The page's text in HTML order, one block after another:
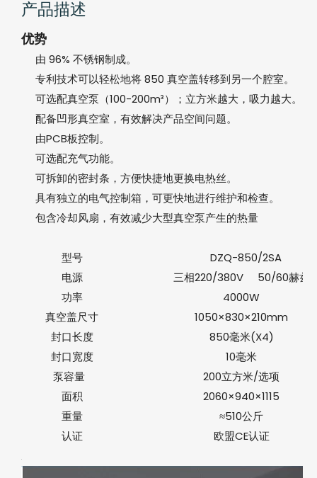
产品描述
优势
由 96% 不锈钢制成。
专利技术可以轻松地将 850 真空盖转移到另一个腔室。
可选配真空泵（100-200m³）；立方米越大，吸力越大。
配备凹形真空室，有效解决产品空间问题。
由PCB板控制。
可选配充气功能。
可拆卸的密封条，方便快捷地更换电热丝。
具有独立的电气控制箱，可更快地进行维护和检查。
包含冷却风扇，有效减少大型真空泵产生的热量
型号
DZQ-850/
电源
三相220/380V 50/60赫兹
功率
4000W
真空盖尺寸
1050×830×210mm
封口长度
850毫米(X4)
封口宽度
10毫米
泵容量
200立方米/选项
面积
2060×940×1115
重量
≈510公斤
认证
欧盟CE认证